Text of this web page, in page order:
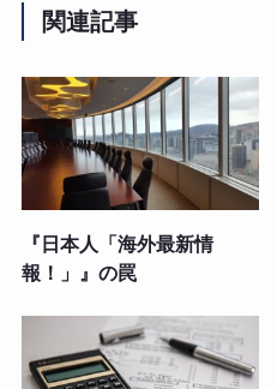
関連記事
『日本人「海外最新情
報！」』の罠